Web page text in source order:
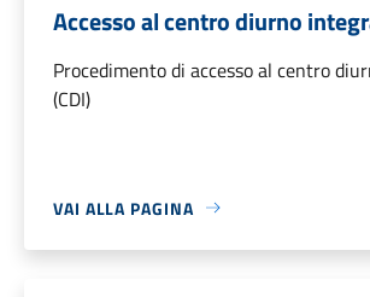
Accesso al centro diurno
Procedimento di accesso al centro
(CDI)
VAI ALLA PAGINA